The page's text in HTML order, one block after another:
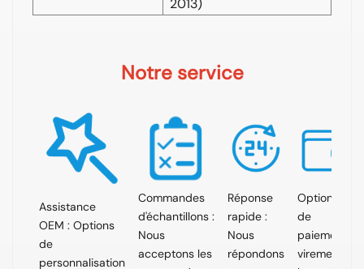
2013)
Notre service
Assistance
OEM : Options
de
personnalisation
Commandes
d'échantillons :
Nous
acceptons les
Réponse
rapide :
Nous
répondons
Options
de
paiement :
virement